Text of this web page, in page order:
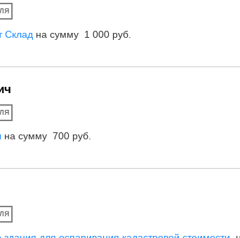
Склад на сумму 1 000 руб.
на сумму 700 руб.